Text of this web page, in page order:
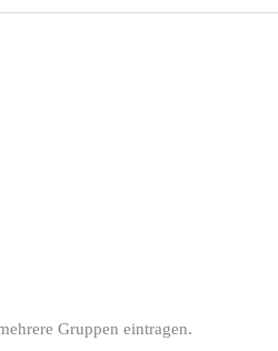
Gruppen eintragen.